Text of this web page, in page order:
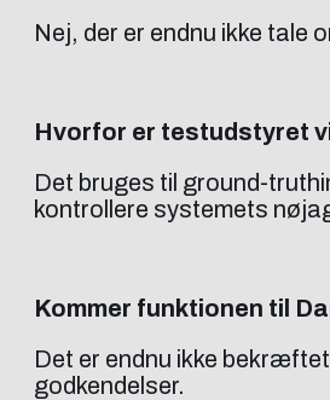
Nej, der er endnu ikke tale
Hvorfor er testudstyret
Det bruges til ground-
kontrollere systemets
Kommer funktionen til
Det er endnu ikke
godkendelser.